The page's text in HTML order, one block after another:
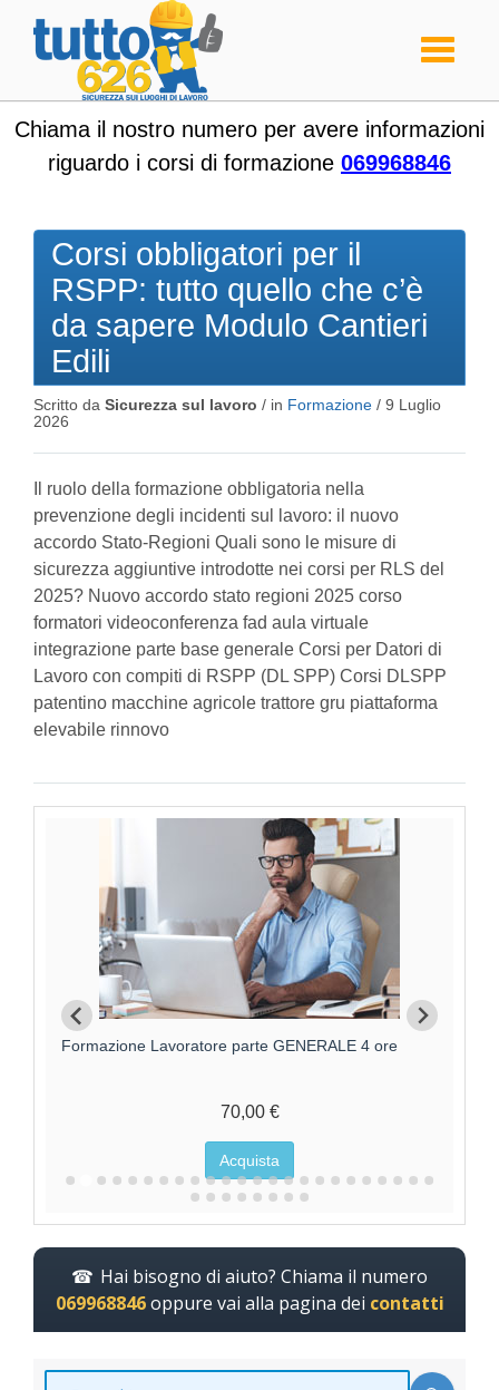
Toggle
Chiama il nostro numero per avere informazioni
riguardo i corsi di formazione 069968846
Corsi obbligatori per il
RSPP: tutto quello che c’è
da sapere Modulo Cantieri
Edili
Scritto da Sicurezza sul lavoro / in Formazione / 9 Luglio
2026
Il ruolo della formazione obbligatoria nella
prevenzione degli incidenti sul lavoro: il nuovo
accordo Stato-Regioni Quali sono le misure di
sicurezza aggiuntive introdotte nei corsi per RLS del
2025? Nuovo accordo stato regioni 2025 corso
formatori videoconferenza fad aula virtuale
integrazione parte base generale Corsi per Datori di
Lavoro con compiti di RSPP (DL SPP) Corsi DLSPP
patentino macchine agricole trattore gru piattaforma
elevabile rinnovo
Formazione Lavoratore parte GENERALE 4 ore
70,00 €
Acquista
Hai bisogno di aiuto? Chiama il numero
069968846oppure vai alla pagina dei contatti